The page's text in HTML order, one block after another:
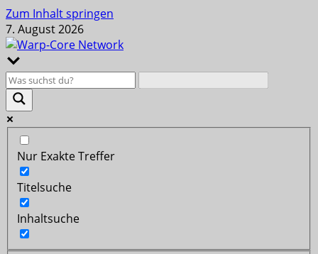
Zum Inhalt springen
7. August 2026
Nur Exakte Treffer
Titelsuche
Inhaltsuche